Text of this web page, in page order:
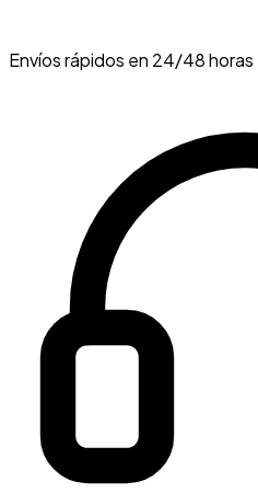
Envíos rápidos en 24/48 horas